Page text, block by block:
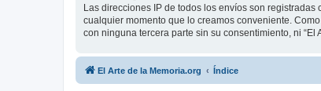
Las direcciones IP de todos los envíos son
cualquier momento que lo creamos conveniente.
con ninguna tercera parte sin su consentimiento, ni
El Arte de la Memoria.org Índice